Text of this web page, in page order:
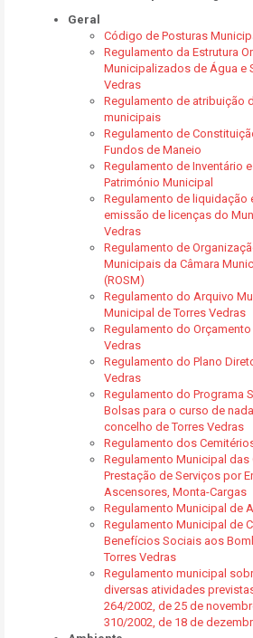
Geral
Código de Posturas
Regulamento da Estrutura
Municipalizados de Água e
Vedras
Regulamento de atribuição
municipais
Regulamento de
Fundos de Maneio
Regulamento de Inventário
Património Municipal
Regulamento de liquidação
emissão de licenças do
Vedras
Regulamento de
Municipais da Câmara
(ROSM)
Regulamento do Arquivo
Municipal de Torres Vedras
Regulamento do
Vedras
Regulamento do Plano
Vedras
Regulamento do Programa
Bolsas para o curso de
concelho de Torres Vedras
Regulamento dos
Regulamento Municipal
Prestação de Serviços por
Ascensores, Monta-Cargas
Regulamento Municipal de
Regulamento Municipal de
Benefícios Sociais aos
Torres Vedras
Regulamento municipal
diversas atividades
264/2002, de 25 de
310/2002, de 18 de